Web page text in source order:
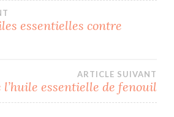
essentielles contre
ARTICLE SUIVANT
essentielle de fenouil